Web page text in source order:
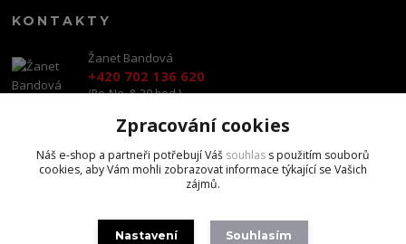
KONTAKTY
Žanet Bandová
+420 702 136 620
(Po-Ne, 8-20 hod.)
shop@brandscapital.cz
Zpracování cookies
Náš e-shop a partneři potřebují Váš souhlas s použitím souborů
cookies, aby Vám mohli zobrazovat informace týkající se Vašich
zájmů.
Nastavení Souhlasím